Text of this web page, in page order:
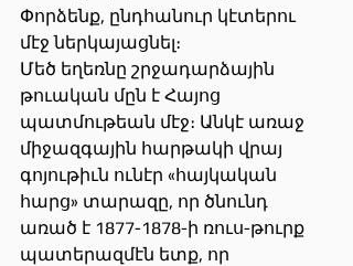
Փորձենք, ընդհանուր կէտերու
մէջ ներկայացնել։
Մեծ եղեռնը շրջադարձային
թուական մըն է Հայոց
պատմութեան մէջ։ Անկէ առաջ
միջազգային հարթակի վրայ
գոյութիւն ունէր «հայկական
հարց» տարազը, որ ծնունդ
առած է 1877-1878-ի ռուս-թուրք
պատերազմէն ետք, որ